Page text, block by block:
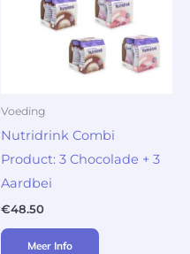
Voeding
Nutridrink Combi
Product: 3 Chocolade + 3
Aardbei
€48.50
Meer Info